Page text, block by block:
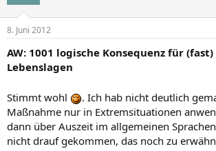
8. Juni 2012
AW: 1001 logische Konsequenz für
Lebenslagen
Stimmt wohl
. Ich hab nicht deutlich
Maßnahme nur in Extremsituationen
dann über Auszeit im allgemeinen
nicht drauf gekommen, das noch zu